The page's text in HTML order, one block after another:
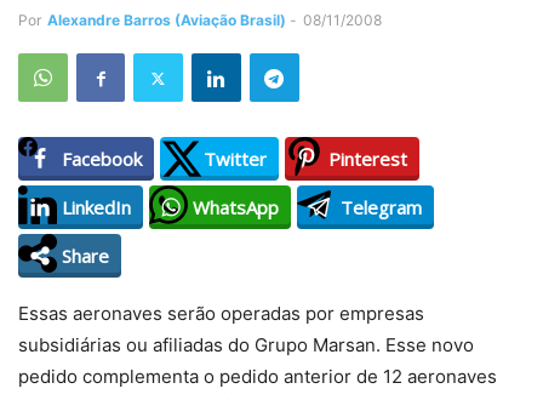
Por Alexandre Barros (Aviação Brasil) - 08/11/2008
Facebook Twitter
Pinterest
LinkedIn
WhatsApp
Telegram
Share
Essas aeronaves serão operadas por empresas
subsidiárias ou afiliadas do Grupo Marsan. Esse novo
pedido complementa o pedido anterior de 12 aeronaves